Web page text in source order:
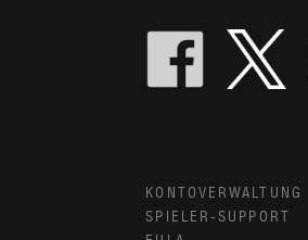
KONTOVERWALTUNG
SPIELER-SUPPORT